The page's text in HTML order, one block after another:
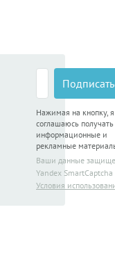
Нажимая на кнопку, я
соглашаюсь получать
информационные и
рекламные
Ваши данные
Yandex SmartCaptcha
Условия